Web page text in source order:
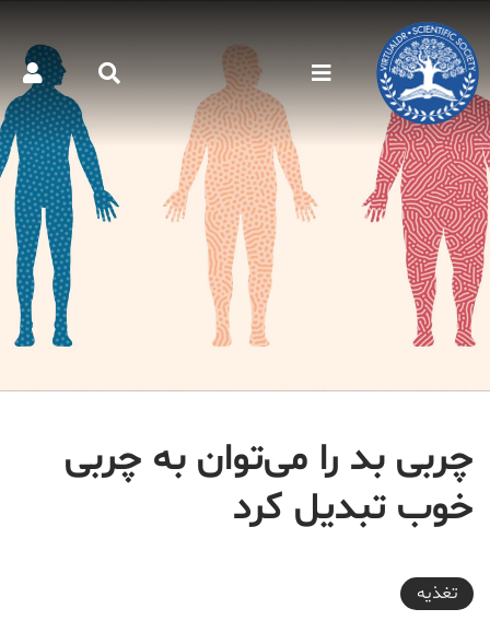
چربی بد را می‌توان به چربی
خوب تبدیل کرد
2017-09-28T08:10:26+03:30
تغذیه